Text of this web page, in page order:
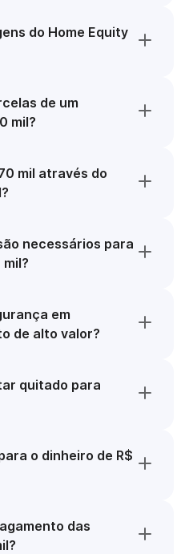
do Home Equity
de um
mil?
mil através do
necessários para
em
de alto valor?
quitado para
o dinheiro de R$
das